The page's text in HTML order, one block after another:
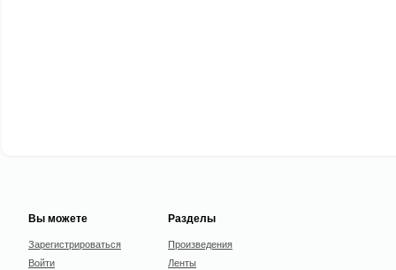
Вы можете
Зарегистрироваться
Войти
Разделы
Произведения
Ленты